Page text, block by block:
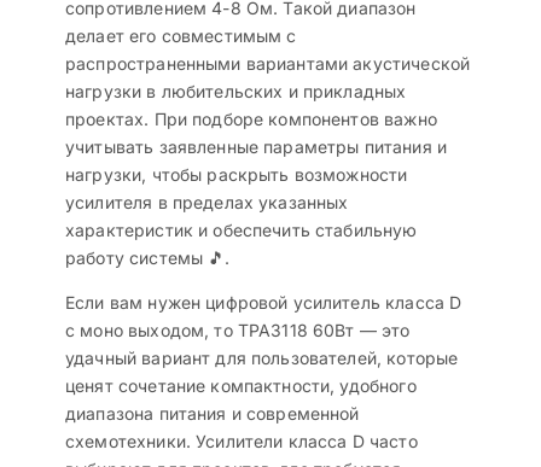
сопротивлением 4-8 Ом. Такой диапазон
делает его совместимым с
распространенными вариантами акустической
нагрузки в любительских и прикладных
проектах. При подборе компонентов важно
учитывать заявленные параметры питания и
нагрузки, чтобы раскрыть возможности
усилителя в пределах указанных
характеристик и обеспечить стабильную
работу системы 🎵.
Если вам нужен цифровой усилитель класса D
с моно выходом, то TPA3118 60Вт — это
удачный вариант для пользователей, которые
ценят сочетание компактности, удобного
диапазона питания и современной
схемотехники. Усилители класса D часто